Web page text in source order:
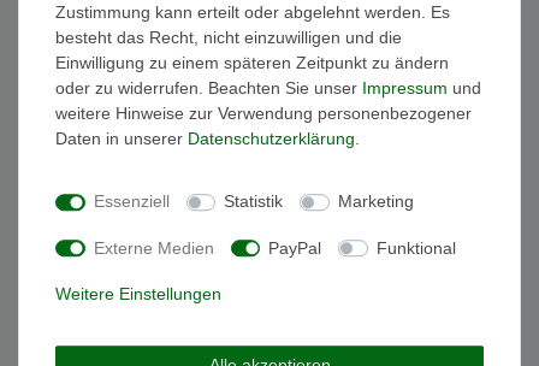
Sicher und Bequem bezahlen
Schneller und sicherer Versand
Zustimmung kann erteilt oder abgelehnt werden. Es
besteht das Recht, nicht einzuwilligen und die
Einwilligung zu einem späteren Zeitpunkt zu ändern
oder zu widerrufen. Beachten Sie unser Impressum und
weitere Hinweise zur Verwendung personenbezogener
Daten in unserer Daten­schutz­erklärung
Essenziell Statistik Marketing
Externe Medien PayPal Funktional
Weitere Einstellungen